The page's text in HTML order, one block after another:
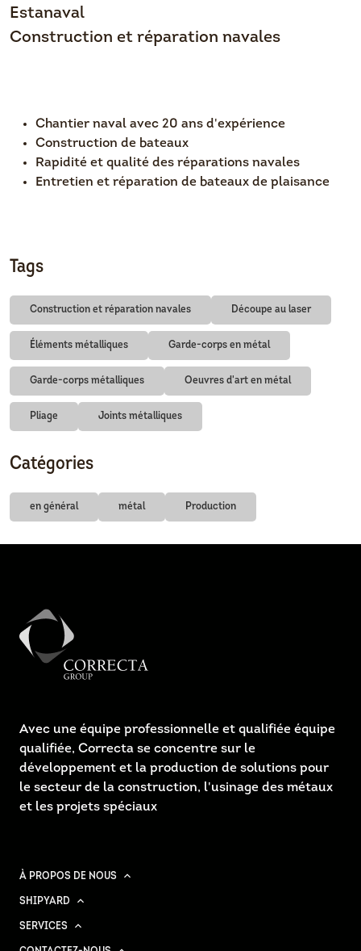
Estanaval
Construction et réparation navales
Chantier naval avec 20 ans d'expérience
Construction de bateaux
Rapidité et qualité des réparations navales
Entretien et réparation de bateaux de plaisance
Tags
Construction et réparation navales Découpe au laser
Éléments métalliques Garde-corps en métal
Garde-corps métalliques Oeuvres d'art en métal
Pliage Joints métalliques
Catégories
en général métal Production
Avec une équipe professionnelle et qualifiée équipe
qualifiée, Correcta se concentre sur le
développement et la production de solutions pour
le secteur de la construction, l'usinage des métaux
et les projets spéciaux
À PROPOS DE NOUS
SHIPYARD
SERVICES